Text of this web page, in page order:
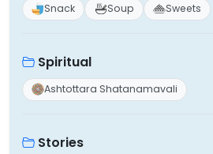
Snack
Soup Sweets
Spiritual
Ashtottara Shatanamavali
Stories